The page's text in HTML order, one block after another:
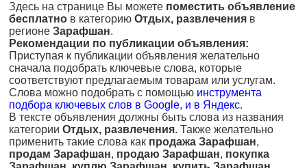
Здесь на странице Вы можете поместить объявление
бесплатно в категорию Отдых, развлечения в
регионе Зарафшан.
Рекомендации по публикации объявления:
Приступая к публикации объявления желательно
сначала подобрать ключевые слова, которые
соответствуют предлагаемым товарам или услугам.
Слова можно подобрать с помощью инструмента
подбора ключевых слов в Google, и в Яндекс.
В тексте объявления должны быть слова из названия
категории Отдых, развлечения. Также желательно
применить такие слова как продажа Зарафшан,
продам Зарафшан, продаю Зарафшан, покупка